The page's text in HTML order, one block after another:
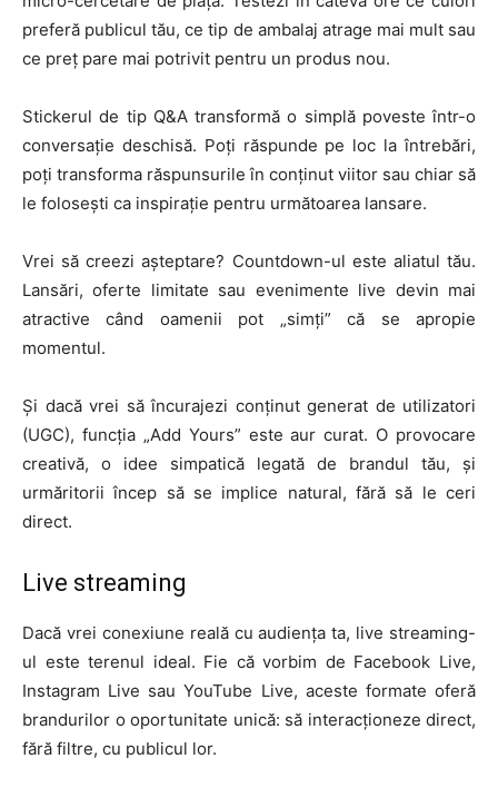
preferă publicul tău, ce tip de ambalaj atrage mai mult sau
ce preț pare mai potrivit pentru un produs nou.
Stickerul de tip Q&A transformă o simplă poveste într-o
conversație deschisă. Poți răspunde pe loc la întrebări,
poți transforma răspunsurile în conținut viitor sau chiar să
le folosești ca inspirație pentru următoarea lansare.
Vrei să creezi așteptare? Countdown-ul este aliatul tău.
Lansări, oferte limitate sau evenimente live devin mai
atractive când oamenii pot „simți” că se apropie
momentul.
Și dacă vrei să încurajezi conținut generat de utilizatori
(UGC), funcția „Add Yours” este aur curat. O provocare
creativă, o idee simpatică legată de brandul tău, și
urmăritorii încep să se implice natural, fără să le ceri
direct.
Live streaming
Dacă vrei conexiune reală cu audiența ta, live streaming-
ul este terenul ideal. Fie că vorbim de Facebook Live,
Instagram Live sau YouTube Live, aceste formate oferă
brandurilor o oportunitate unică: să interacționeze direct,
fără filtre, cu publicul lor.